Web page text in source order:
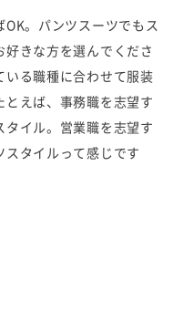
。パンツスーツでもス
きな方を選んでくださ
いる職種に合わせて服装
とえば、事務職を志望す
タイル。営業職を志望す
スタイルって感じです